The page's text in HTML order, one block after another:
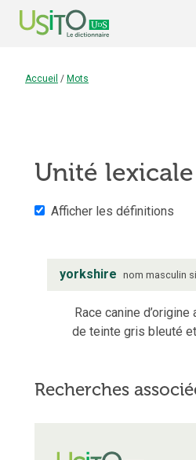
Accueil / Mots
Unité lexicale
Afficher les définitions
yorkshire nom masculin
Race canine
de teinte gris bleuté
Recherches